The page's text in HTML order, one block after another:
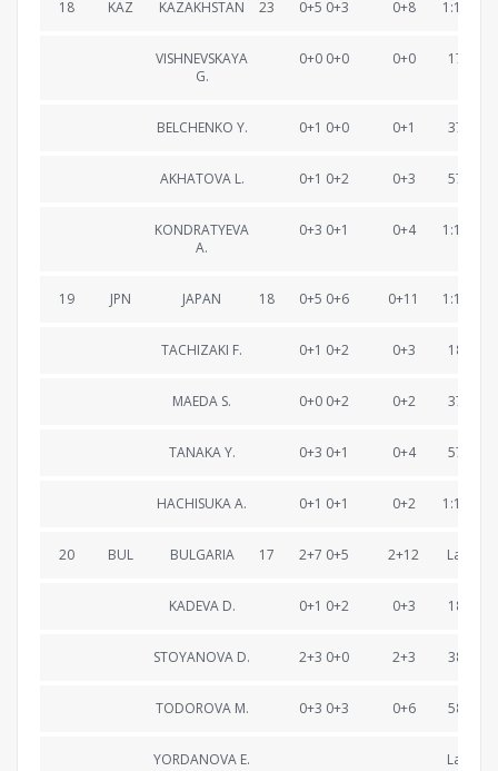
18 KAZ KAZAKHSTAN 23 0+5 0+3 0+8 1:17:35.8
VISHNEVSKAYA
G.
0+0 0+0 0+0 17:55.2
BELCHENKO Y. 0+1 0+0 0+1 37:12.0
AKHATOVA L. 0+1 0+2 0+3 57:06.0
KONDRATYEVA
A.
0+3 0+1 0+4 1:17:35.8
19 JPN JAPAN 18 0+5 0+6 0+11 1:17:43.3
TACHIZAKI F. 0+1 0+2 0+3 18:10.2
MAEDA S. 0+0 0+2 0+2 37:14.6
TANAKA Y. 0+3 0+1 0+4 57:14.4
HACHISUKA A. 0+1 0+1 0+2 1:17:43.3
20 BUL BULGARIA 17 2+7 0+5 2+12 Lapped
KADEVA D. 0+1 0+2 0+3 18:20.3
STOYANOVA D. 2+3 0+0 2+3 38:35.1
TODOROVA M. 0+3 0+3 0+6 58:55.0
YORDANOVA E. Lapped